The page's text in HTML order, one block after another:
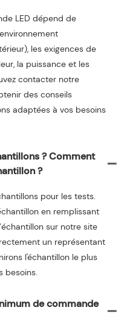
LED dépend de
les exigences de
la puissance et les
contacter notre
des conseils
adaptées à vos besoins
? Comment
?
pour les tests.
en remplissant
sur notre site
un représentant
l'échantillon le plus
besoins.
de commande